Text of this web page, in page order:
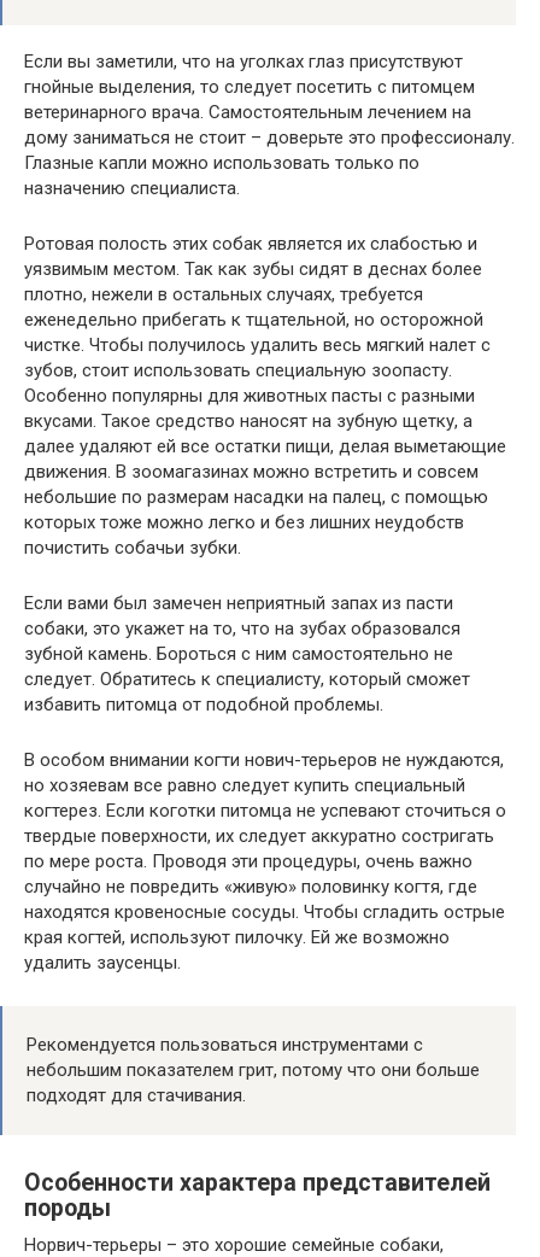
Если вы заметили, что на уголках глаз присутствуют
гнойные выделения, то следует посетить с питомцем
ветеринарного врача. Самостоятельным лечением на
дому заниматься не стоит – доверьте это профессионалу.
Глазные капли можно использовать только по
назначению специалиста.
Ротовая полость этих собак является их слабостью и
уязвимым местом. Так как зубы сидят в деснах более
плотно, нежели в остальных случаях, требуется
еженедельно прибегать к тщательной, но осторожной
чистке. Чтобы получилось удалить весь мягкий налет с
зубов, стоит использовать специальную зоопасту.
Особенно популярны для животных пасты с разными
вкусами. Такое средство наносят на зубную щетку, а
далее удаляют ей все остатки пищи, делая выметающие
движения. В зоомагазинах можно встретить и совсем
небольшие по размерам насадки на палец, с помощью
которых тоже можно легко и без лишних неудобств
почистить собачьи зубки.
Если вами был замечен неприятный запах из пасти
собаки, это укажет на то, что на зубах образовался
зубной камень. Бороться с ним самостоятельно не
следует. Обратитесь к специалисту, который сможет
избавить питомца от подобной проблемы.
В особом внимании когти нович-терьеров не нуждаются,
но хозяевам все равно следует купить специальный
когтерез. Если коготки питомца не успевают сточиться о
твердые поверхности, их следует аккуратно состригать
по мере роста. Проводя эти процедуры, очень важно
случайно не повредить «живую» половинку когтя, где
находятся кровеносные сосуды. Чтобы сгладить острые
края когтей, используют пилочку. Ей же возможно
удалить заусенцы.
Рекомендуется пользоваться инструментами с
небольшим показателем грит, потому что они больше
подходят для стачивания.
Особенности характера представителей
породы
Норвич-терьеры – это хорошие семейные собаки,